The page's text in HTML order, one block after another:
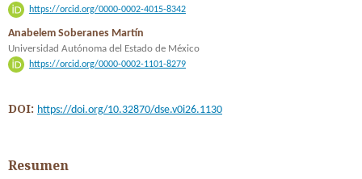
https://orcid.org/0000-0002-4015-8342
Anabelem Soberanes Martín
Universidad Autónoma del Estado de México
https://orcid.org/0000-0002-1101-8279
DOI: https://doi.org/10.32870/dse.v0i26.1130
Resumen